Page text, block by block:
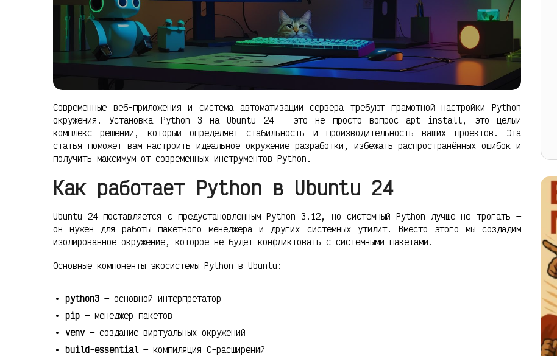
Современные веб-приложения и система автоматизации сервера требуют грамотной настройки Python
окружения. Установка Python 3 на Ubuntu 24 — это не просто вопрос apt install, это целый
комплекс решений, который определяет стабильность и производительность ваших проектов. Эта
статья поможет вам настроить идеальное окружение разработки, избежать распространённых ошибок и
получить максимум от современных инструментов Python.
Как работает Python в Ubuntu 24
Ubuntu 24 поставляется с предустановленным Python 3.12, но системный Python лучше не трогать —
он нужен для работы пакетного менеджера и других системных утилит. Вместо этого мы создадим
изолированное окружение, которое не будет конфликтовать с системными пакетами.
Основные компоненты экосистемы Python в Ubuntu:
python3 — основной интерпретатор
pip — менеджер пакетов
venv— создание виртуальных окружений
build-essential— компиляция C-расширений